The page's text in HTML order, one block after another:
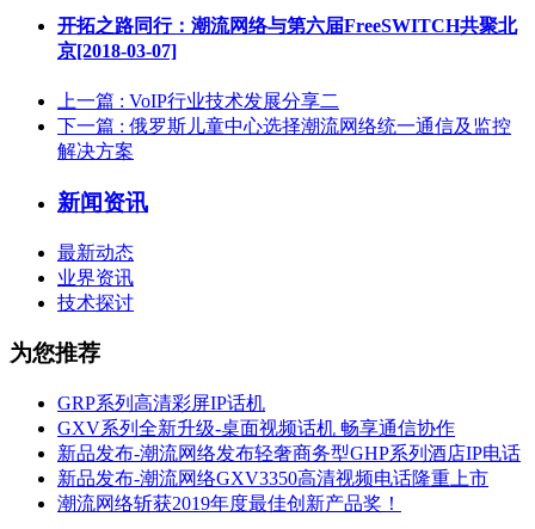
开拓之路同行：潮流网络与第六届FreeSWITCH共聚北
京[2018-03-07]
上一篇 : VoIP行业技术发展分享二
下一篇 : 俄罗斯儿童中心选择潮流网络统一通信及监控
解决方案
新闻资讯
最新动态
业界资讯
技术探讨
为您推荐
GRP系列高清彩屏IP话机
GXV系列全新升级-桌面视频话机 畅享通信协作
新品发布-潮流网络发布轻奢商务型GHP系列酒店IP电话
新品发布-潮流网络GXV3350高清视频电话隆重上市
潮流网络斩获2019年度最佳创新产品奖！